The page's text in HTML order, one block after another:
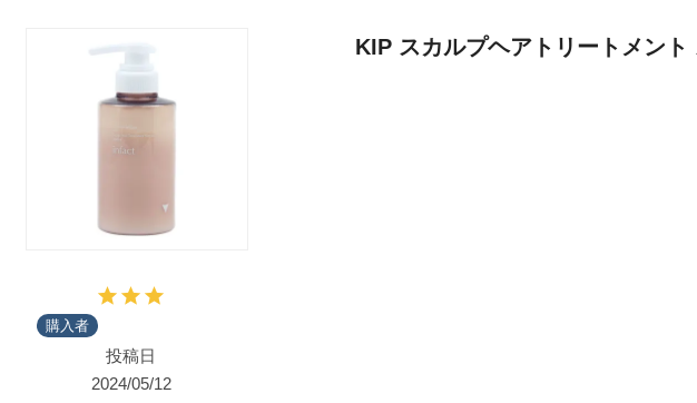
KIP スカルプヘアトリートメント
購入者
投稿日
2024/05/12